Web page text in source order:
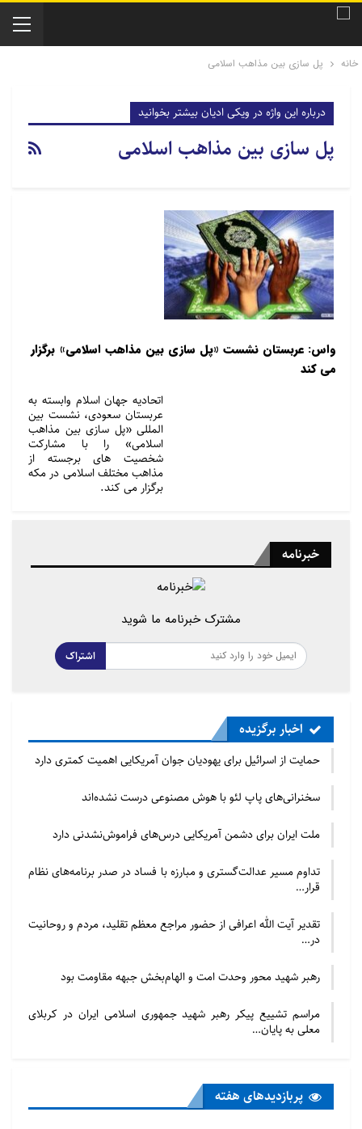
خانه پل سازی بین مذاهب اسلامی
درباره این واژه در ویکی ادیان بیشتر بخوانید
پل سازی بین مذاهب اسلامی
واس: عربستان نشست «پل سازی بین مذاهب اسلامی» برگزار
می کند
اتحادیه جهان اسلام وابسته به
عربستان سعودی، نشست بین
المللی «پل سازی بین مذاهب
اسلامی» را با مشارکت
شخصیت های برجسته از
مذاهب مختلف اسلامی در مکه
برگزار می کند.
خبرنامه
مشترک خبرنامه ما شوید
اشتراک
اخبار برگزیده
حمایت از اسرائیل برای یهودیان جوان آمریکایی اهمیت کمتری دارد
سخنرانی‌های پاپ لئو با هوش مصنوعی درست نشده‌اند
ملت ایران برای دشمن آمریکایی درس‌های فراموش‌نشدنی دارد
تداوم مسیر عدالت‌گستری و مبارزه با فساد در صدر برنامه‌های نظام
قرار…
تقدیر آیت الله اعرافی از حضور مراجع معظم تقلید، مردم و روحانیت
در…
رهبر شهید محور وحدت امت و الهام‌بخش جبهه مقاومت بود
مراسم تشییع پیکر رهبر شهید جمهوری اسلامی ایران در کربلای
معلی به پایان…
پربازدید‌های هفته